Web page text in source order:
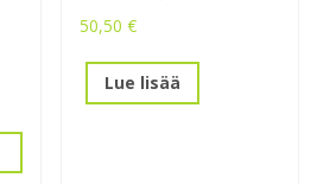
50,50€
Lue lisää